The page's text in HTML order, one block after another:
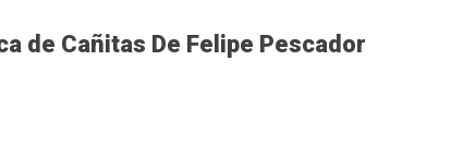
de Cañitas De Felipe Pescador